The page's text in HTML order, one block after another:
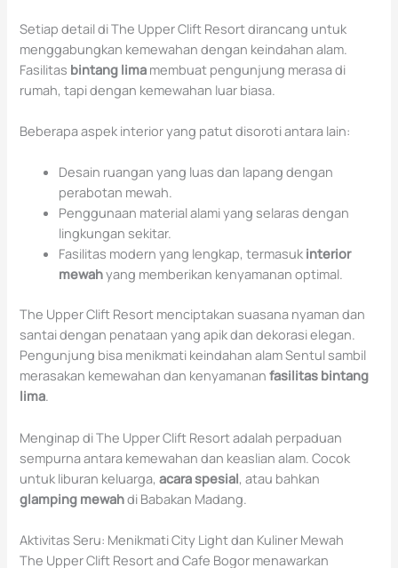
Setiap detail di The Upper Clift Resort dirancang untuk
menggabungkan kemewahan dengan keindahan alam.
Fasilitas bintang lima membuat pengunjung merasa di
rumah, tapi dengan kemewahan luar biasa.
Beberapa aspek interior yang patut disoroti antara lain:
Desain ruangan yang luas dan lapang dengan
perabotan mewah.
Penggunaan material alami yang selaras dengan
lingkungan sekitar.
Fasilitas modern yang lengkap, termasuk interior
mewahyang memberikan kenyamanan optimal.
The Upper Clift Resort menciptakan suasana nyaman dan
santai dengan penataan yang apik dan dekorasi elegan.
Pengunjung bisa menikmati keindahan alam Sentul sambil
merasakan kemewahan dan kenyamananfasilitas bintang
lima.
Menginap di The Upper Clift Resort adalah perpaduan
sempurna antara kemewahan dan keaslian alam. Cocok
untuk liburan keluarga,acara spesial, atau bahkan
glamping mewahdi Babakan Madang.
Aktivitas Seru: Menikmati City Light dan Kuliner Mewah
The Upper Clift Resort and Cafe Bogor menawarkan